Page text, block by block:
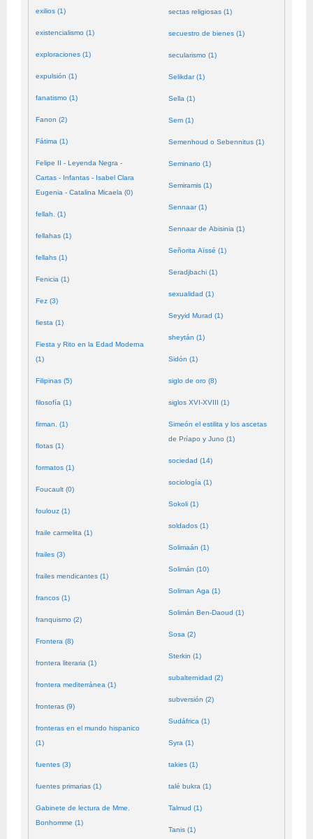
exilios (1)
existencialismo (1)
exploraciones (1)
expulsión (1)
fanatismo (1)
Fanon (2)
Fátima (1)
Felipe II - Leyenda Negra -
Cartas - Infantas - Isabel Clara
Eugenia - Catalina Micaela (0)
fellah. (1)
fellahas (1)
fellahs (1)
Fenicia (1)
Fez (3)
fiesta (1)
Fiesta y Rito en la Edad Moderna
(1)
Filipinas (5)
filosofía (1)
firman. (1)
flotas (1)
formatos (1)
Foucault (0)
foulouz (1)
fraile carmelita (1)
frailes (3)
frailes mendicantes (1)
francos (1)
franquismo (2)
Frontera (8)
frontera literaria (1)
frontera mediterránea (1)
fronteras (9)
fronteras en el mundo hispanico
(1)
fuentes (3)
fuentes primarias (1)
Gabinete de lectura de Mme.
Bonhomme (1)
sectas religiosas (1)
secuestro de bienes (1)
secularismo (1)
Selikdar (1)
Sella (1)
Sem (1)
Semenhoud o Sebennitus (1)
Seminario (1)
Semiramis (1)
Sennaar (1)
Sennaar de Abisinia (1)
Señorita Aïssé (1)
Seradjbachi (1)
sexualidad (1)
Seyyid Murad (1)
sheytán (1)
Sidón (1)
siglo de oro (8)
siglos XVI-XVIII (1)
Simeón el estilita y los ascetas
de Príapo y Juno (1)
sociedad (14)
sociología (1)
Sokoli (1)
soldados (1)
Solimaán (1)
Solimán (10)
Soliman Aga (1)
Solimán Ben-Daoud (1)
Sosa (2)
Sterkin (1)
subalternidad (2)
subversión (2)
Sudáfrica (1)
Syra (1)
takies (1)
talé bukra (1)
Talmud (1)
Tanis (1)